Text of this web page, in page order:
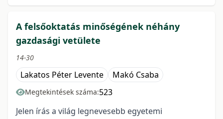
A felsőoktatás minőségének néhány
gazdasági vetülete
14-30
Lakatos Péter Levente Makó Csaba
Megtekintések száma:523
Jelen írás a világ legnevesebb egyetemi